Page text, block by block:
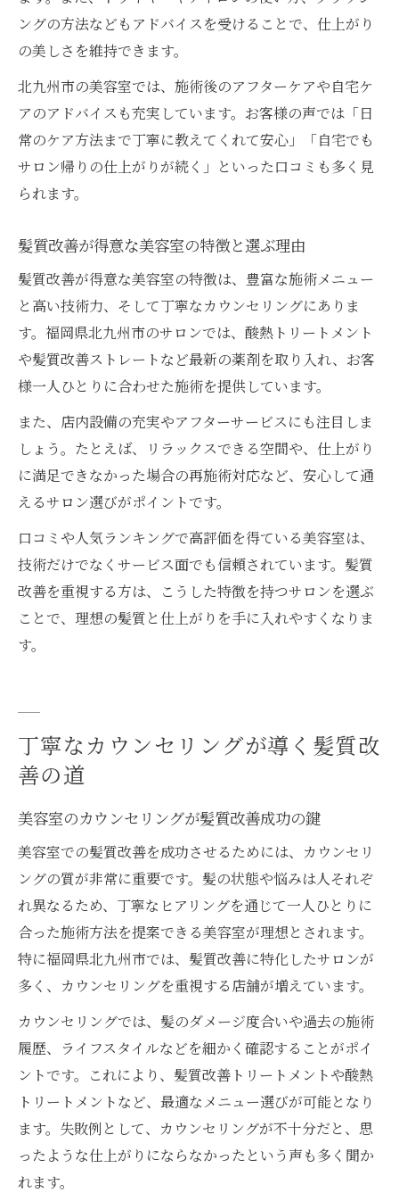
ングの方法などもアドバイスを受けることで、仕上がり
の美しさを維持できます。
北九州市の美容室では、施術後のアフターケアや自宅ケ
アのアドバイスも充実しています。お客様の声では「日
常のケア方法まで丁寧に教えてくれて安心」「自宅でも
サロン帰りの仕上がりが続く」といった口コミも多く見
られます。
髪質改善が得意な美容室の特徴と選ぶ理由
髪質改善が得意な美容室の特徴は、豊富な施術メニュー
と高い技術力、そして丁寧なカウンセリングにありま
す。福岡県北九州市のサロンでは、酸熱トリートメント
や髪質改善ストレートなど最新の薬剤を取り入れ、お客
様一人ひとりに合わせた施術を提供しています。
また、店内設備の充実やアフターサービスにも注目しま
しょう。たとえば、リラックスできる空間や、仕上がり
に満足できなかった場合の再施術対応など、安心して通
えるサロン選びがポイントです。
口コミや人気ランキングで高評価を得ている美容室は、
技術だけでなくサービス面でも信頼されています。髪質
改善を重視する方は、こうした特徴を持つサロンを選ぶ
ことで、理想の髪質と仕上がりを手に入れやすくなりま
す。
丁寧なカウンセリングが導く髪質改
善の道
美容室のカウンセリングが髪質改善成功の鍵
美容室での髪質改善を成功させるためには、カウンセリ
ングの質が非常に重要です。髪の状態や悩みは人それぞ
れ異なるため、丁寧なヒアリングを通じて一人ひとりに
合った施術方法を提案できる美容室が理想とされます。
特に福岡県北九州市では、髪質改善に特化したサロンが
多く、カウンセリングを重視する店舗が増えています。
カウンセリングでは、髪のダメージ度合いや過去の施術
履歴、ライフスタイルなどを細かく確認することがポイ
ントです。これにより、髪質改善トリートメントや酸熱
トリートメントなど、最適なメニュー選びが可能となり
ます。失敗例として、カウンセリングが不十分だと、思
ったような仕上がりにならなかったという声も多く聞か
れます。